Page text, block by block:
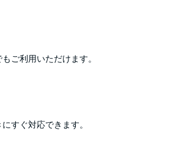
ご利用いただけます。
すぐ対応できます。